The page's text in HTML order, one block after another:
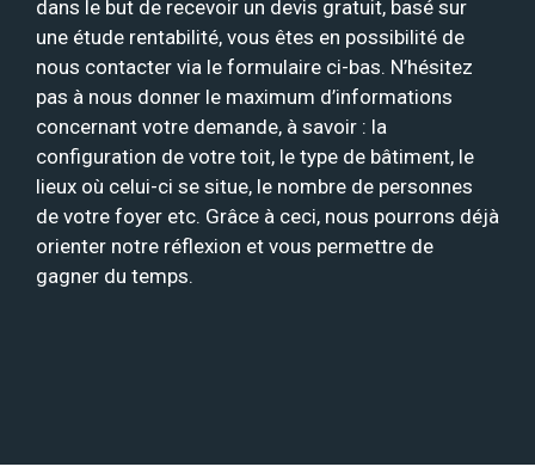
dans le but de recevoir un devis gratuit, basé sur
une étude rentabilité, vous êtes en possibilité de
nous contacter via le formulaire ci-bas. N’hésitez
pas à nous donner le maximum d’informations
concernant votre demande, à savoir : la
configuration de votre toit, le type de bâtiment, le
lieux où celui-ci se situe, le nombre de personnes
de votre foyer etc. Grâce à ceci, nous pourrons déjà
orienter notre réflexion et vous permettre de
gagner du temps.